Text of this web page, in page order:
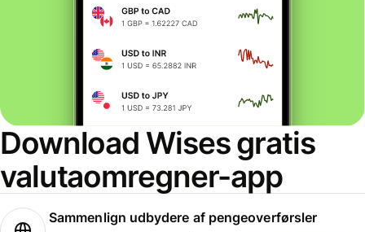
Download Wises gratis
valutaomregner-app
Sammenlign udbydere af pengeoverførsler